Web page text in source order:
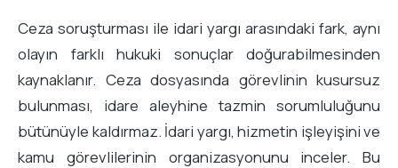
Ceza soruşturması ile idari yargı arasındaki fark, aynı
olayın farklı hukuki sonuçlar doğurabilmesinden
kaynaklanır. Ceza dosyasında görevlinin kusursuz
bulunması, idare aleyhine tazmin sorumluluğunu
bütünüyle kaldırmaz. İdari yargı, hizmetin işleyişini ve
kamu görevlilerinin organizasyonunu inceler. Bu